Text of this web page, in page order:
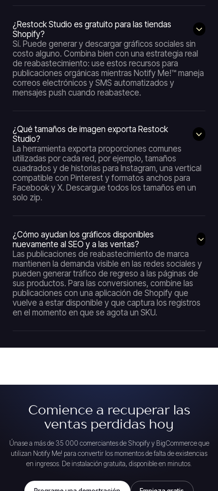
¿Restock Studio es gratuito para las tiendas
Shopify?
Sí. Puede generar y descargar gráficos sociales sin
costo alguno. Combina bien con una estrategia real
de reabastecimiento: use estos recursos para
publicaciones orgánicas mientras Notify Me!™ maneja
correos electrónicos y SMS automatizados y
mensajes push cuando reabastece.
¿Qué tamaños de imagen exporta Restock
Studio?
La herramienta exporta proporciones comunes
utilizadas por cada red, por ejemplo, tamaños
cuadrados y de historias para Instagram, una vertical
compatible con Pinterest y formatos anchos para
Facebook y X. Descargue todos los tamaños en un
solo zip.
¿Cómo ayudan los gráficos disponibles
nuevamente al SEO y a las ventas?
Las publicaciones de reabastecimiento de marca
mantienen la demanda visible en las redes sociales y
pueden generar tráfico de regreso a las páginas de
sus productos. Para las conversiones, combine las
publicaciones con una aplicación de Shopify que
vuelve a estar disponible y que captura los registros
en el momento en que se agota un SKU.
Comience a recuperar las
ventas perdidas hoy
Únase a más de 35 000 comerciantes de Shopify y BigCommerce que
utilizan Notify Me! para convertir los momentos de falta de existencias
en ingresos. De instalación gratuita, disponible en minutos.